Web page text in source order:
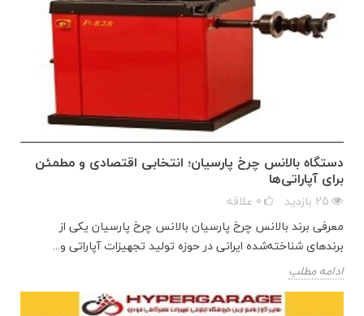
دستگاه بالانس چرخ پارسیان؛ انتخابی اقتصادی و مطمئن
برای آپاراتی‌ها
25 بازدید 0 علاقه
معرفی برند بالانس چرخ پارسیان بالانس چرخ پارسیان یکی از
برندهای شناخته‌شده ایرانی در حوزه تولید تجهیزات آپاراتی و...
ادامه مطلب